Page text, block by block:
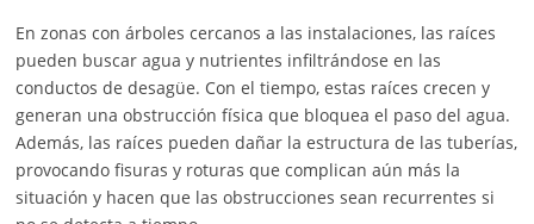
En zonas con árboles cercanos a las instalaciones, las raíces
pueden buscar agua y nutrientes infiltrándose en las
conductos de desagüe. Con el tiempo, estas raíces crecen y
generan una obstrucción física que bloquea el paso del agua.
Además, las raíces pueden dañar la estructura de las tuberías,
provocando fisuras y roturas que complican aún más la
situación y hacen que las obstrucciones sean recurrentes si